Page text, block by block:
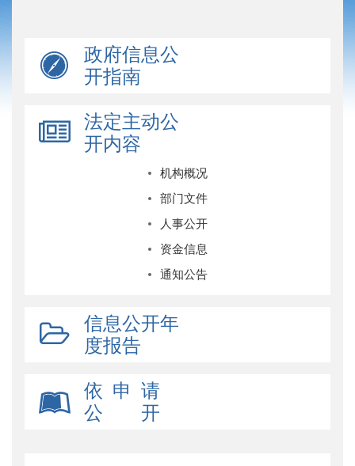
政府信息公
开指南
法定主动公
开内容
机构概况
部门文件
人事公开
资金信息
通知公告
信息公开年
度报告
依 申 请
公 开